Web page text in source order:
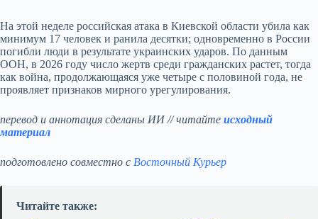
На этой неделе российская атака в Киевской области убила как
минимум 17 человек и ранила десятки; одновременно в России
погибли люди в результате украинских ударов. По данным
ООН, в 2026 году число жертв среди гражданских растет, тогда
как война, продолжающаяся уже четыре с половиной года, не
проявляет признаков мирного урегулирования.
перевод и аннотация сделаны ИИ // читайте исходный
материал
подготовлено совместно с Восточный Курьер
Читайте также: